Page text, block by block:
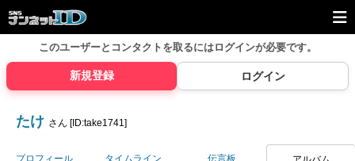
このユーザーとコンタクトを取るにはログインが必要です。
新規登録 ログイン
たけ さん [ID:take1741]
プロフィール タイムライン 伝言板